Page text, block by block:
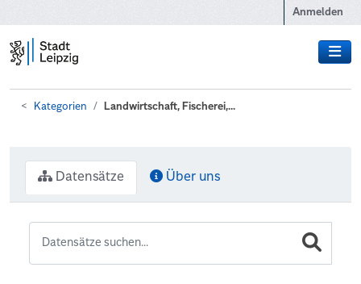
Anmelden
Kategorien Landwirtschaft, Fischerei,...
Datensätze Über uns